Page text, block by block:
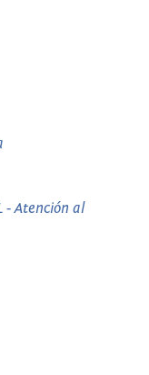
- Atención al